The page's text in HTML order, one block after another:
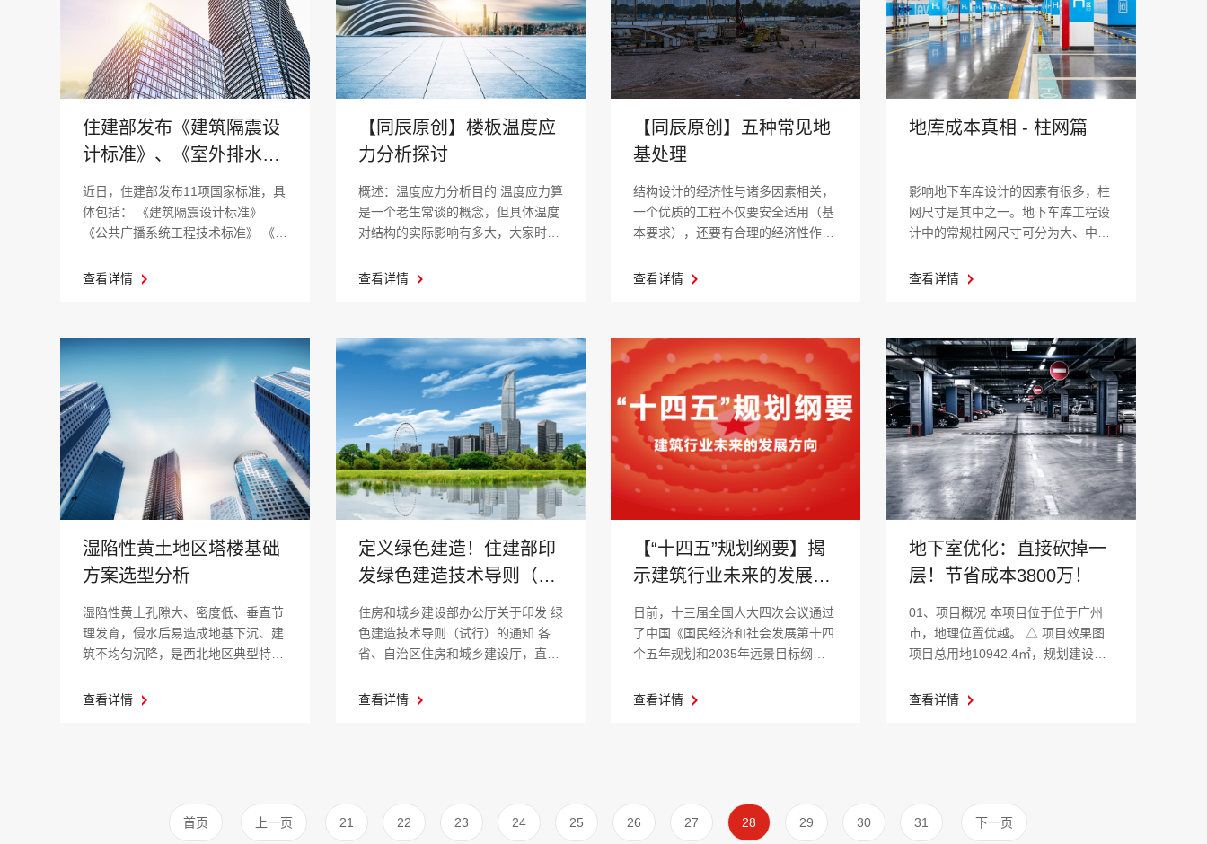
住建部发布《建筑隔震设
计标准》、《室外排水设
计标准》... 等11项国家标
准
近日，住建部发布11项国家标准，具
体包括： 《建筑隔震设计标准》
《公共广播系统工程技术标准》 《室
查看详情
【同辰原创】楼板温度应
力分析探讨
概述：温度应力分析目的 温度应力算
是一个老生常谈的概念，但具体温度
对结构的实际影响有多大，大家时常
查看详情
【同辰原创】五种常见地
基处理
结构设计的经济性与诸多因素相关，
一个优质的工程不仅要安全适用（基
本要求），还要有合理的经济性作为
查看详情
地库成本真相 ­-­­­ 柱网篇
影响地下车库设计的因素有很多，柱
网尺寸是其中之一。地下车库工程设
计中的常规柱网尺寸可分为大、中、
查看详情
湿陷性黄土地区塔楼基础
方案选型分析
湿陷性黄土孔隙大、密度低、垂直节
理发育，侵水后易造成地基下沉、建
筑不均匀沉降，是西北地区典型特殊
查看详情
定义绿色建造！住建部印
发绿色建造技术导则（试
行）
住房和城乡建设部办公厅关于印发 绿
色建造技术导则（试行）的通知 各
省、自治区住房和城乡建设厅，直辖
查看详情
【“十四五”规划纲要】揭
示建筑行业未来的发展方
向
日前，十三届全国人大四次会议通过
了中国《国民经济和社会发展第十四
个五年规划和2035年远景目标纲
查看详情
地下室优化：直接砍掉一
层！节省成本3800万！
01、项目概况 本项目位于位于广州
市，地理位置优越。 △ 项目效果图
项目总用地10942.4㎡，规划建设用
查看详情
首页 上一页 21 22 23 24 25 26 27 28 29 30 31 下一页